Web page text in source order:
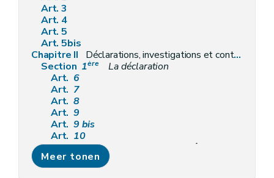
Art. 3
Art. 4
Art. 5
Art. 5bis
Chapitre II
Déclarations, investigations et contrôles, et moyens de preuve
Section 1ère
La déclaration
Art. 6
Art. 7
Art. 8
Art. 9
Art. 9 bis
Art. 10
Section2
Investigations et contrôles
Art.11
Art.11bis
Meer tonen